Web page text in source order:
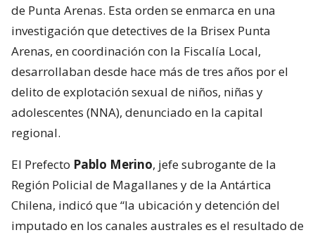
de Punta Arenas. Esta orden se enmarca en una
investigación que detectives de la Brisex Punta
Arenas, en coordinación con la Fiscalía Local,
desarrollaban desde hace más de tres años por el
delito de explotación sexual de niños, niñas y
adolescentes (NNA), denunciado en la capital
regional.
El Prefecto Pablo Merino, jefe subrogante de la
Región Policial de Magallanes y de la Antártica
Chilena, indicó que “la ubicación y detención del
imputado en los canales australes es el resultado de